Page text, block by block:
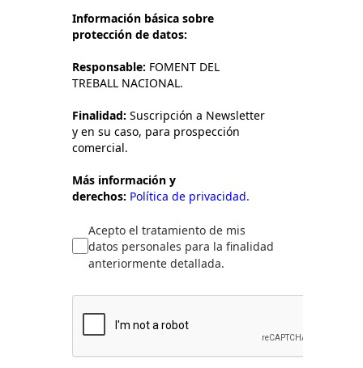
Información básica sobre
protección de datos:
Responsable: FOMENT DEL
TREBALL NACIONAL.
Finalidad: Suscripción a Newsletter
y en su caso, para prospección
comercial.
Más información y
derechos: Política de privacidad.
Acepto el tratamiento de mis
datos personales para la finalidad
anteriormente detallada.